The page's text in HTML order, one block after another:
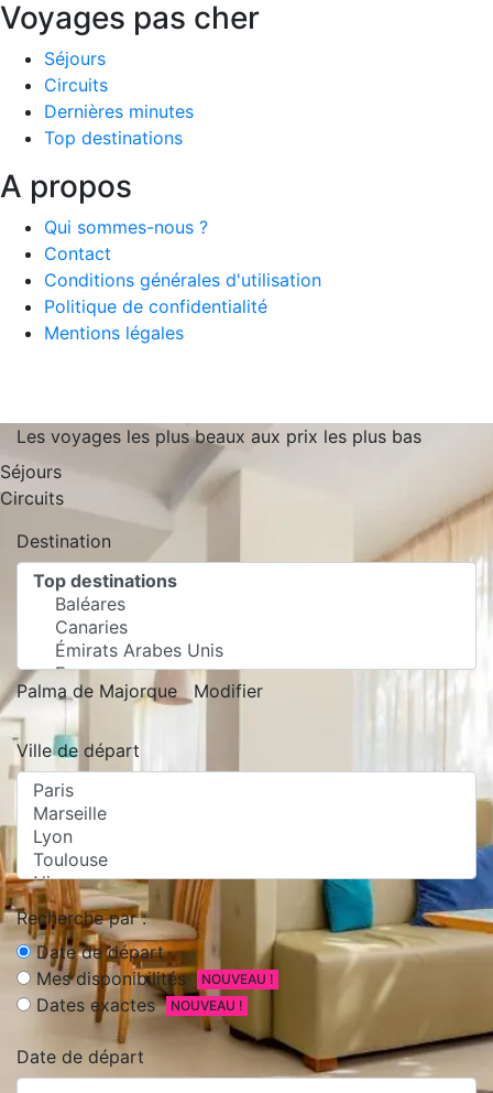
Voyages pas cher
Séjours
Circuits
Dernières minutes
Top destinations
A propos
Qui sommes-nous ?
Contact
Conditions générales d'utilisation
Politique de confidentialité
Mentions légales
Les voyages les plus beaux aux prix les plus bas
Séjours
Circuits
Destination
Palma de Majorque Modifier
Ville de départ
Recherche par :
Date de départ
Mes disponibilités
NOUVEAU !
Dates exactes NOUVEAU !
Date de départ